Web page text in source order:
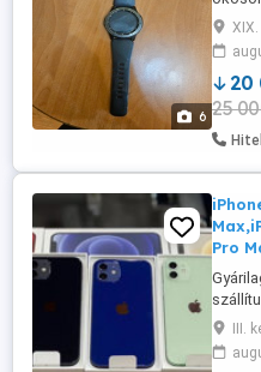
6
20
25
Pro
Jár
III.